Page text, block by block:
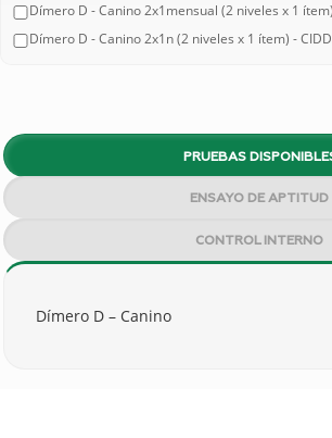
Dímero D - Canino 2x1mensual (2 niveles x 1
Dímero D - Canino 2x1n (2 niveles x 1 ítem) -
PRUEBAS
ENSAYO DE APTITUD
CONTROL INTERNO
Dímero D – Canino